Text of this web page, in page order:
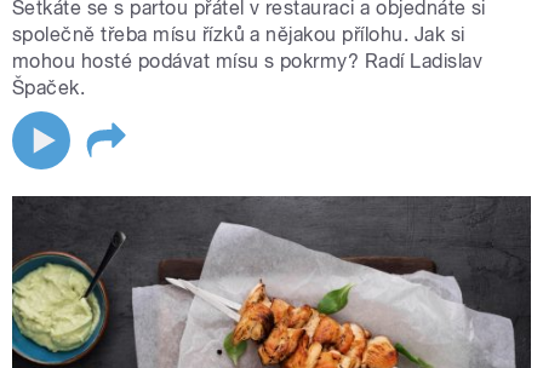
Setkáte se s partou přátel v restauraci a objednáte si
společně třeba mísu řízků a nějakou přílohu. Jak si
mohou hosté podávat mísu s pokrmy? Radí Ladislav
Špaček.